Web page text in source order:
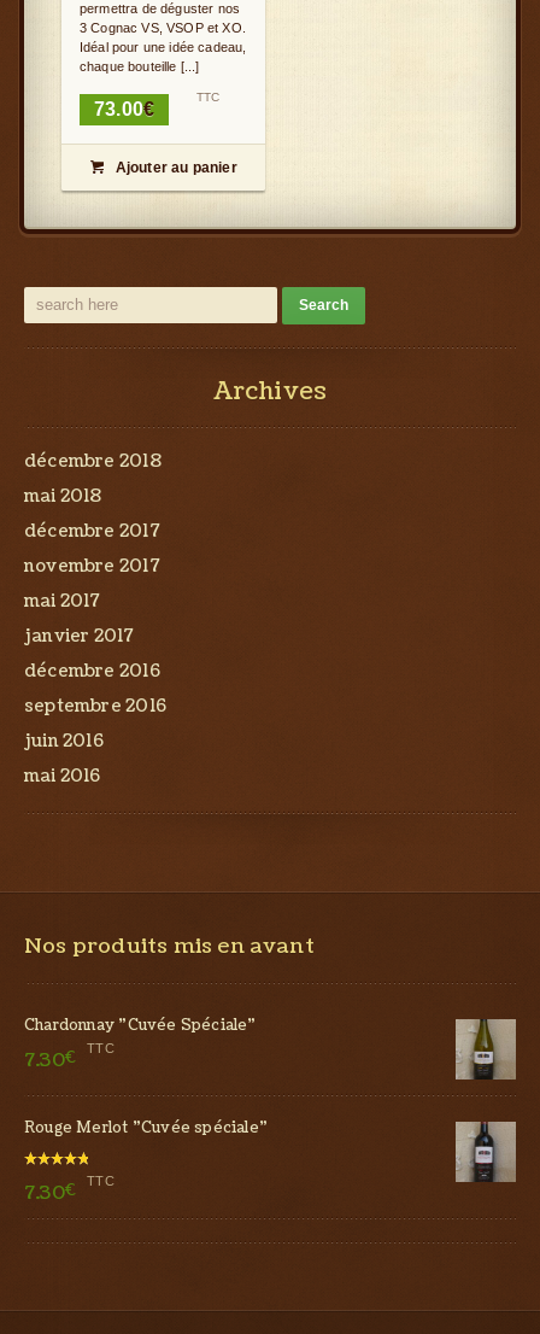
permettra de déguster nos
3 Cognac VS, VSOP et XO.
Idéal pour une idée cadeau,
chaque bouteille [...]
73.00€
TTC
 Ajouter au panier
Archives
décembre 2018
mai 2018
décembre 2017
novembre 2017
mai 2017
janvier 2017
décembre 2016
septembre 2016
juin 2016
mai 2016
Nos produits mis en avant
Chardonnay "Cuvée Spéciale"
7.30€ TTC
Rouge Merlot "Cuvée spéciale"
5.00
7.30€ TTC